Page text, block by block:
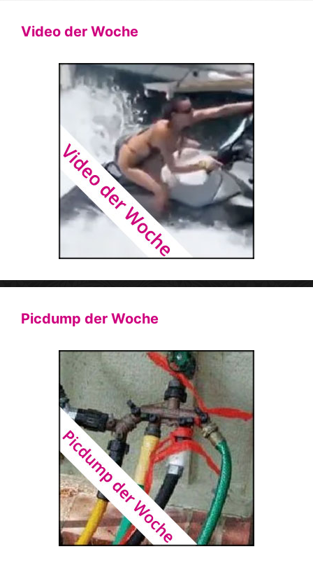
Video der Woche
Picdump der Woche